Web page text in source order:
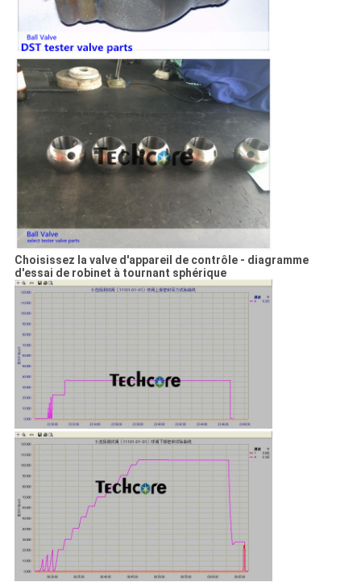
Choisissez la valve d'appareil de contrôle - diagramme
d'essai de robinet à tournant sphérique